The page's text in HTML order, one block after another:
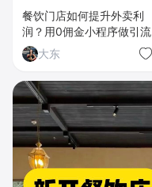
餐饮门店如何提升外卖利
润？用0佣金小程序做引流
大东